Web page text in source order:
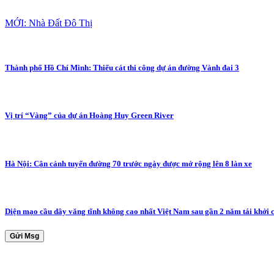
MỚI: Nhà Đất Đô Thị
Thành phố Hồ Chí Minh: Thiếu cát thi công dự án đường Vành đai 3
Vị trí “Vàng” của dự án Hoàng Huy Green River
Hà Nội: Cận cảnh tuyến đường 70 trước ngày được mở rộng lên 8 làn xe
Diện mạo cầu dây văng tĩnh không cao nhất Việt Nam sau gần 2 năm tái khởi
Gửi Msg